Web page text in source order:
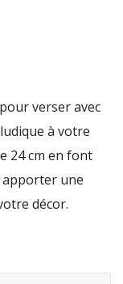
verser avec
à votre
24 cm en font
une
décor.